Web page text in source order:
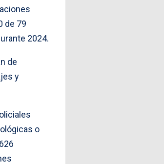
de 79
2024.
de
y
o